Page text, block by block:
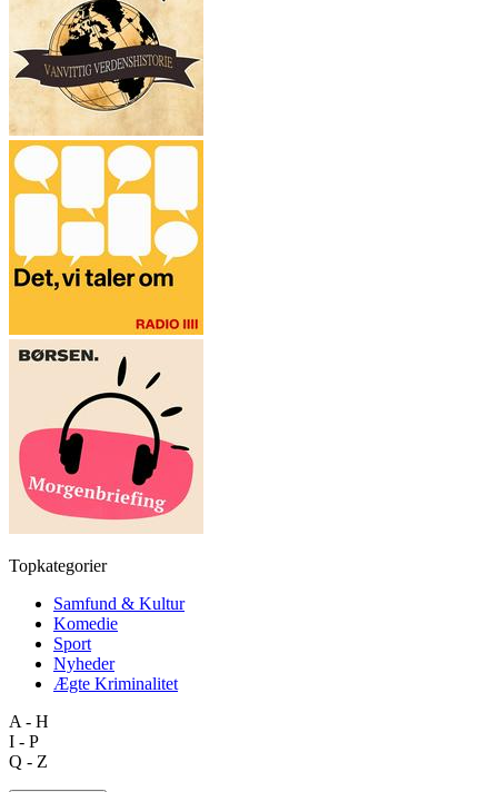
Topkategorier
Samfund & Kultur
Komedie
Sport
Nyheder
Ægte Kriminalitet
A - H
I - P
Q - Z